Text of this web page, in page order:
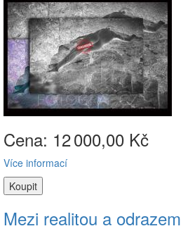
Cena: 12000,00 Kč
Více informací
Mezi realitou a odrazem